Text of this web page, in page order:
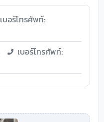
เบอร์โทรศัพท์:
เบอร์โทรศัพท์: